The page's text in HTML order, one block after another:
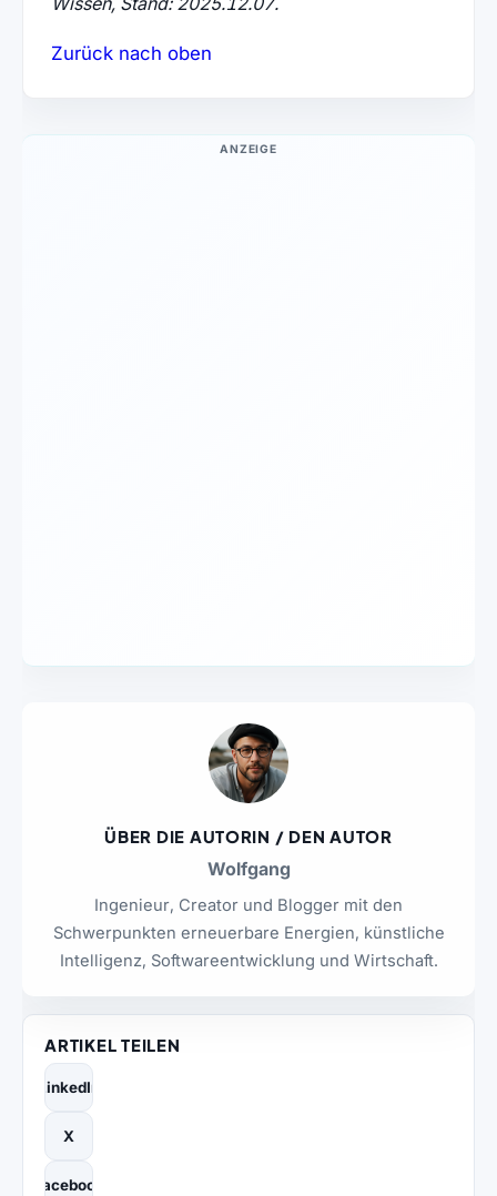
Zurück nach oben
ANZEIGE
ÜBER DIE AUTORIN / DEN AUTOR
Wolfgang
Ingenieur, Creator und Blogger mit den
Schwerpunkten erneuerbare Energien, künstliche
Intelligenz, Softwareentwicklung und Wirtschaft.
ARTIKEL TEILEN
LinkedIn
X
Facebook